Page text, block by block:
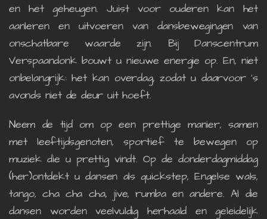
en het geheugen. Juist voor ouderen kan het
aanleren en uitvoeren van dansbewegingen van
onschatbare waarde zijn. Bij Danscentrum
Verspaandonk bouwt u nieuwe energie op. En, niet
onbelangrijk: het kan overdag, zodat u daarvoor ’s
avonds niet de deur uit hoeft.
Neem de tijd om op een prettige manier, samen
met leeftijdsgenoten, sportief te bewegen op
muziek die u prettig vindt. Op de donderdagmiddag
(her)ontdekt u dansen als quickstep, Engelse wals,
tango, cha cha cha, jive, rumba en andere. Al die
dansen worden veelvuldig herhaald en geleidelijk